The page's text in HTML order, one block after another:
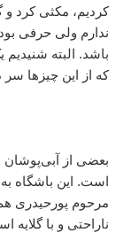
کردیم، مکثی کرد و
ندارم ولی حرفی
باشد. البته شنیدیم
که از این چیزها سر
بعضی از آبی‌پوشان
است. این باشگاه
مرحوم پورحیدری هم
ناراحتی و با